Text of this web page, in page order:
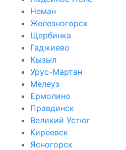
Неман
Железногорск
Щербинка
Гаджиево
Кызыл
Урус-Мартан
Мелеуз
Ермолино
Правдинск
Великий Устюг
Киреевск
Ясногорск